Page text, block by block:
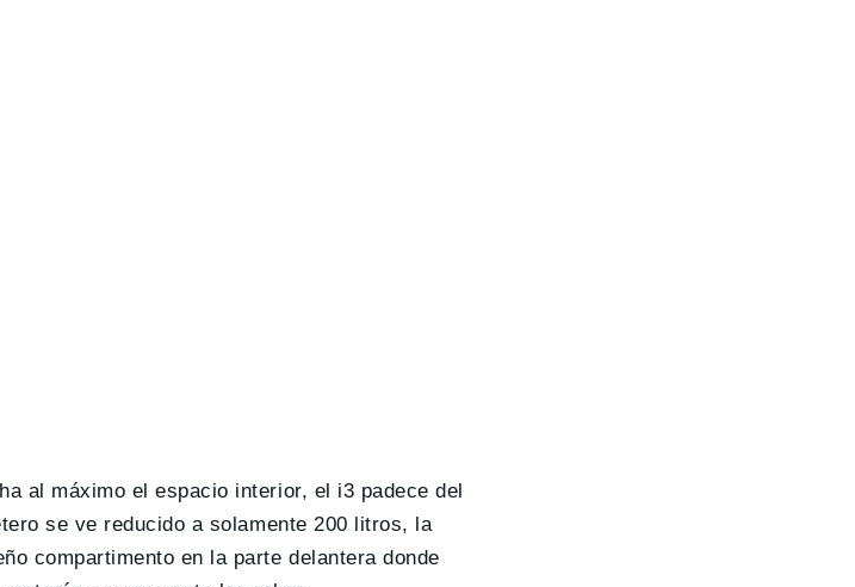
al máximo el espacio interior, el i3 padece del
se ve reducido a solamente 200 litros, la
compartimento en la parte delantera donde